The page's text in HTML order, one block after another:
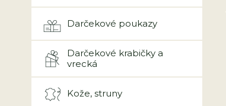
Darčekové poukazy
Darčekové krabičky a
vrecká
Kože, struny